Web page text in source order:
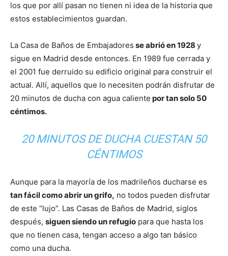
los que por allí pasan no tienen ni idea de la historia que
estos establecimientos guardan.
La Casa de Baños de Embajadores se abrió en 1928 y
sigue en Madrid desde entonces. En 1989 fue cerrada y
el 2001 fue derruido su edificio original para construir el
actual. Allí, aquellos que lo necesiten podrán disfrutar de
20 minutos de ducha con agua caliente por tan solo 50
céntimos.
20 MINUTOS DE DUCHA CUESTAN 50
CÉNTIMOS
Aunque para la mayoría de los madrileños ducharse es
tan fácil como abrir un grifo, no todos pueden disfrutar
de este “lujo”. Las Casas de Baños de Madrid, siglos
después, siguen siendo un refugio para que hasta los
que no tienen casa, tengan acceso a algo tan básico
como una ducha.